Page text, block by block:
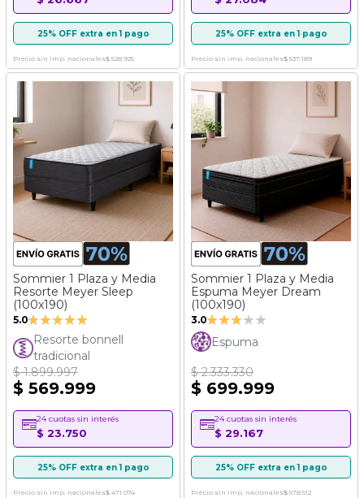
25% OFF extra en 1 pago
Precio sin imp. nacionales$ 528.925
25% OFF extra en 1 pago
Precio sin imp. nacionales$ 537.189
Sommier 1 Plaza y Media
Resorte Meyer Sleep
(100x190)
5.0Valoración:
100%
Resorte bonnell
tradicional
$ 1.899.997
$ 569.999
24 cuotas sin interés
$ 23.750
25% OFF extra en 1 pago
Precio sin imp. nacionales$ 471.074
Sommier 1 Plaza y Media
Espuma Meyer Dream
(100x190)
3.0Valoración:
60%
Espuma
$ 2.333.330
$ 699.999
24 cuotas sin interés
$ 29.167
25% OFF extra en 1 pago
Precio sin imp. nacionales$ 578.512